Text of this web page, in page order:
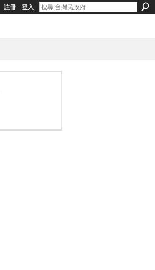
註冊 登入